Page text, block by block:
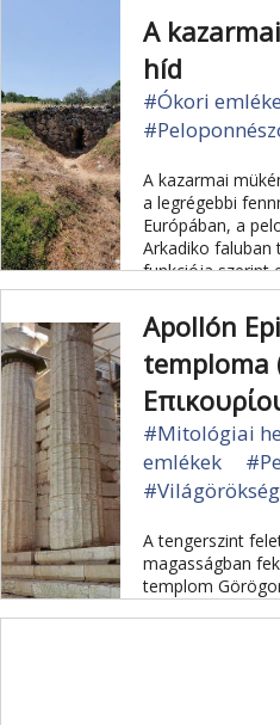
A
híd
#Ókori
A kazarmai
a legrégebbi
Európában, a
Arkadiko faluban
funkciója szerint
úthálózat
városát
Apollón
temploma
#Mitológiai
emlékek
#Világörökség
A tengerszint
magasságban
templom